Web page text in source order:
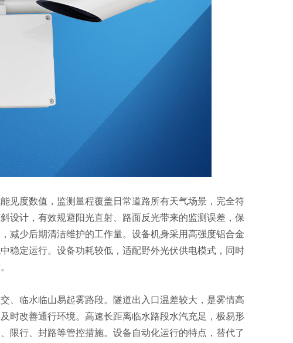
见度数值，监测量程覆盖日常道路所有天气场景，完全符
设计，有效规避阳光直射、路面反光带来的监测误差，保
减少后期清洁维护的工作量。设备机身采用高强度铝合金
稳定运行。设备功耗较低，适配野外光伏供电模式，同时
、临水临山易起雾路段。隧道出入口温差较大，是雾情高
时改善通行环境。高速长距离临水路段水汽充足，极易形
限行、封路等管控措施。设备自动化运行的特点，替代了